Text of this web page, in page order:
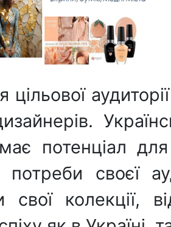
цільової
потенціал
потреби своєї
свої колекції,